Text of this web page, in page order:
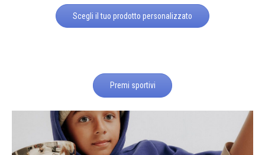
Scegli il tuo prodotto personalizzato
Premi sportivi